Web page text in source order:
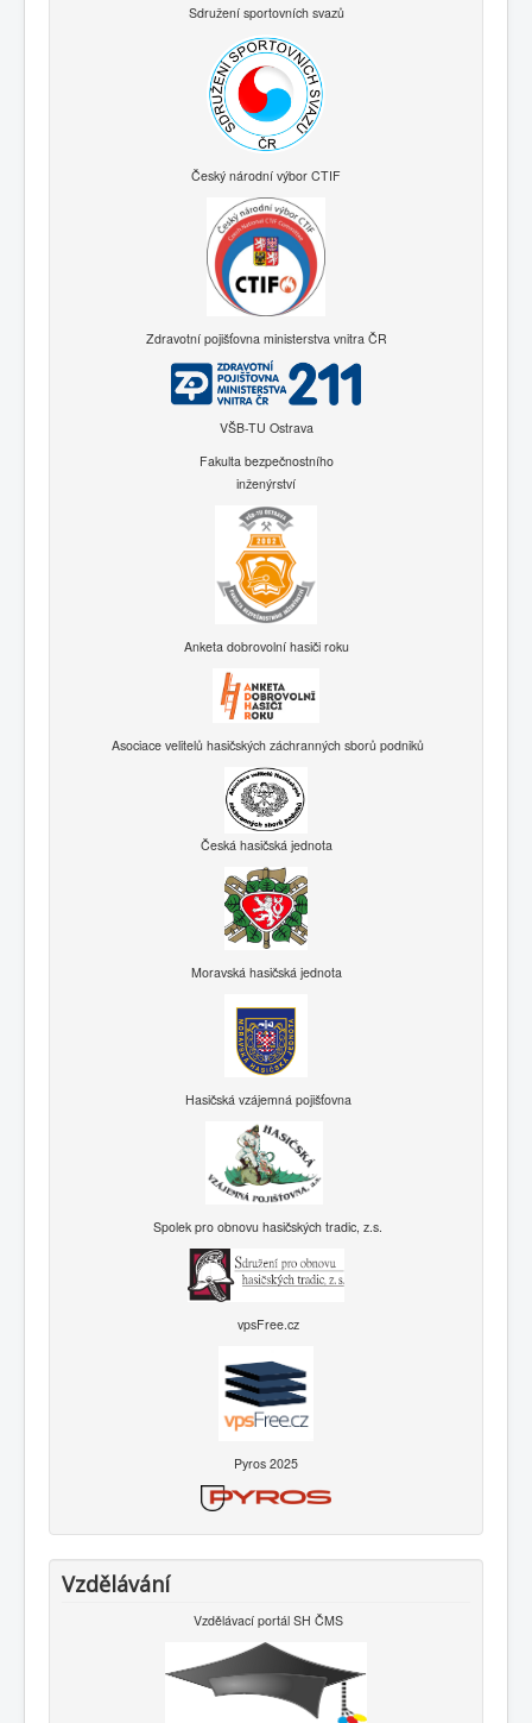
Sdružení sportovních svazů
Český národní výbor CTIF
Zdravotní pojišťovna ministerstva vnitra ČR
VŠB-TU Ostrava
Fakulta bezpečnostního
inženýrství
Anketa dobrovolní hasiči roku
Asociace velitelů hasičských záchranných sborů podniků
Česká hasičská jednota
Moravská hasičská jednota
Hasičská vzájemná pojišťovna
Spolek pro obnovu hasičských tradic, z.s.
vpsFree.cz
Pyros 2025
Vzdělávání
Vzdělávací portál SH ČMS